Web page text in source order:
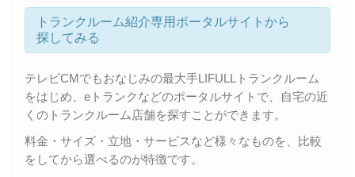
トランクルーム紹介専用ポータルサイトから
探してみる
テレビCMでもおなじみの最大手LIFULLトランクルーム
をはじめ、eトランクなどのポータルサイトで、自宅の近
くのトランクルーム店舗を探すことができます。
料金・サイズ・立地・サービスなど様々なものを、比較
をしてから選べるのが特徴です。